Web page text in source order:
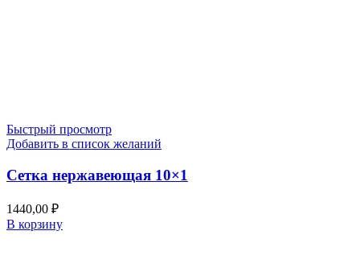
Быстрый просмотр
Добавить в список желаний
Сетка нержавеющая 10×1
1440,00 ₽
В корзину